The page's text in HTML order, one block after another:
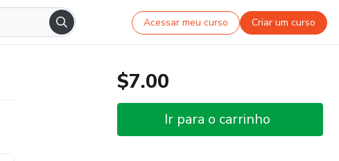
Acessar meu curso Criar um curso
$7.00
Ir para o carrinho